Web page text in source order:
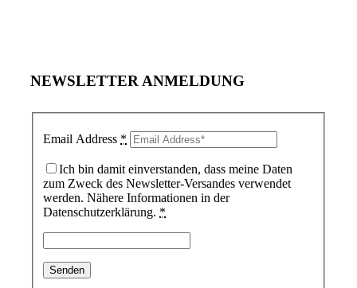
NEWSLETTER ANMELDUNG
Email Address *
Ich bin damit einverstanden, dass meine Daten
zum Zweck des Newsletter-Versandes verwendet
werden. Nähere Informationen in der
Datenschutzerklärung. *